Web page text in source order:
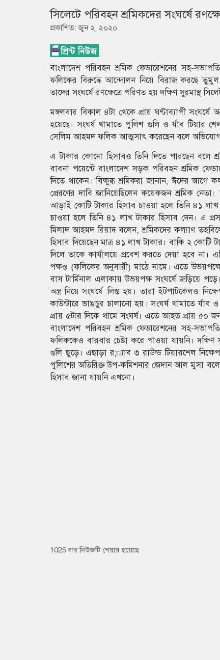
সিলেটে পরিবহন শ্রমিকদের সংঘর্ষে
প্রকাশিত: জুন ২, ২০২০
বাংলাদেশ পরিবহন শ্রমিক ফেডারেশনের সহ-
ফলিকের বিরুদ্ধে আন্দোলন নিয়ে বিরাজ করছে তুমুল
তাদের সংঘর্ষে রণক্ষেত্রে পরিণত হয় দক্ষিণ সুরমাস্থ
মঙ্গলবার বিকাল ৪টা থেকে প্রায় ঘণ্টাব্যাপী
হয়েছে। সংঘর্ষ থামাতে পুলিশ গুলি ও র্যাব টিয়ার
সেলিম আহমদ ফলিক আত্মসাৎ করেছেন বলে অভিযোগ
এ টাকার কোনো হিসাবও তিনি দিতে পারছেন বলে
বাবনা পয়েন্টে বাংলাদেশ সড়ক পরিবহন শ্রমিক
দিতে থাকেন। বিক্ষুব্ধ শ্রমিকরা জানান, ঈদের আগে
প্রেরণের দাবি জানিয়েছিলেন কয়েকজন শ্রমিক
আড়াই কোটি টাকার হিসাব চাওয়া হলে তিনি ৪১
চাওয়া হলে তিনি ৪১ লাখ টাকার হিসাব দেন। এ
মিলাদ আহমদ রিয়াদ বলেন, শ্রমিকদের কল্যাণ
হিসাব দিয়েছেন মাত্র ৪১ লাখ টাকার। বাকি ২ কোটি
দিলে তাকে কার্যালয়ে প্রবেশ করতে দেয়া হবে
পক্ষও (ফলিকের অনুসারী) মাঠে নামে। এতে
বাস টার্মিনাল এলাকায় উভয়পক্ষ সংঘর্ষে জড়িয়ে
অস্ত্র নিয়ে সংঘর্ষে লিপ্ত হয়। তারা ইটপাটকেলও
কাউন্টারে ভাঙচুর চালানো হয়। সংঘর্ষ থামাতে র্যাব
প্রায় ৫টার দিকে থামে সংঘর্ষ। এতে আহত প্রায় ৫০
বাংলাদেশ পরিবহন শ্রমিক ফেডারেশনের সহ-
ফলিককেও বারবার চেষ্টা করে পাওয়া যায়নি।
গুলি ছুড়ে। এছাড়া র;্যাব ৩ রাউন্ড টিয়ারশেল
পুলিশের অতিরিক্ত উপ-কমিশনার জেদান আল মুসা
হিসাব জানা যায়নি এখনো।
1025 বার নিউজটি শেয়ার হয়েছে